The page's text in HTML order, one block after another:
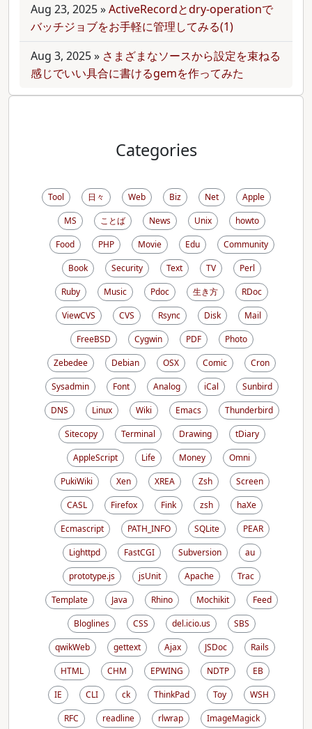
Aug 23, 2025»ActiveRecordとdry-operationで
バッチジョブをお手軽に管理してみる(1)
Aug 3, 2025» さまざまなソースから設定を束ねる
感じでいい具合に書けるgemを作ってみた
Categories
Tool 日々 Web Biz Net
Apple
MS
ことば News Unix
howto
Food
PHP Movie Edu
Community
Book
Security Text TV
Perl
Ruby
Music Pdoc 生き方
RDoc
ViewCVS
CVS Rsync Disk
Mail
FreeBSD
Cygwin PDF
Photo
Zebedee
Debian OSX Comic
Cron
Sysadmin
Font Analog iCal
Sunbird
DNS
Linux Wiki Emacs
Thunderbird
Sitecopy
Terminal Drawing
tDiary
AppleScript
Life Money
Omni
PukiWiki
Xen XREA Zsh
Screen
CASL
Firefox Fink zsh
haXe
Ecmascript
PATH_INFO SQLite
PEAR
Lighttpd
FastCGI Subversion
au
prototype.js
jsUnit Apache
Trac
Template
Java Rhino Mochikit
Feed
Bloglines
CSS del.icio.us
SBS
qwikWeb
gettext Ajax JSDoc
Rails
HTML
CHM EPWING NDTP
EB
IE
CLI ck ThinkPad Toy
WSH
RFC
readline rlwrap
ImageMagick